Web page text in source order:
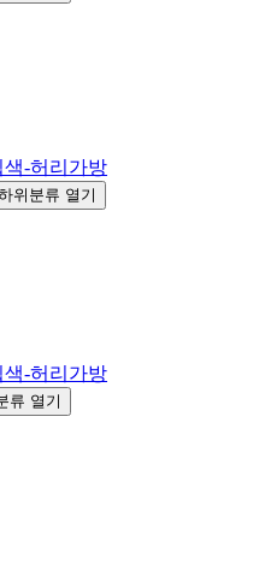
색-허리가방
위분류 열기
색-허리가방
류 열기